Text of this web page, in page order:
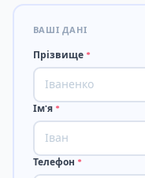
ВАШІ ДАНІ
Прізвище *
Ім'я *
Телефон *